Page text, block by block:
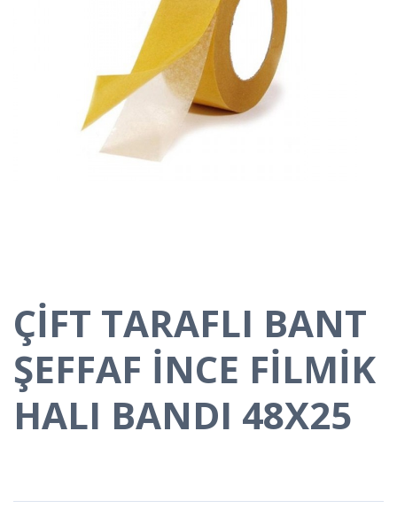
ÇİFT TARAFLI BANT
ŞEFFAF İNCE FİLMİK
HALI BANDI 48X25